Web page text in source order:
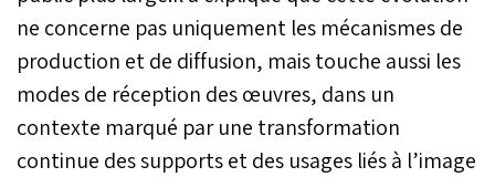
ne concerne pas uniquement les mécanismes de
production et de diffusion, mais touche aussi les
modes de réception des œuvres, dans un
contexte marqué par une transformation
continue des supports et des usages liés à l’image